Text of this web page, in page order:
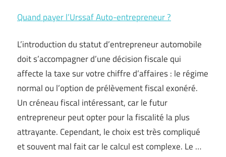
Quand payer l’Urssaf Auto-entrepreneur ?
L’introduction du statut d’entrepreneur automobile
doit s’accompagner d’une décision fiscale qui
affecte la taxe sur votre chiffre d’affaires : le régime
normal ou l’option de prélèvement fiscal exonéré.
Un créneau fiscal intéressant, car le futur
entrepreneur peut opter pour la fiscalité la plus
attrayante. Cependant, le choix est très compliqué
et souvent mal fait car le calcul est complexe. Le …